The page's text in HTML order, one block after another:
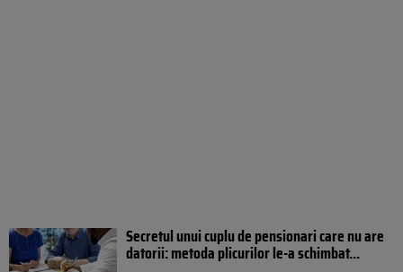
Secretul unui cuplu de pensionari care nu are
datorii: metoda plicurilor le-a schimbat...